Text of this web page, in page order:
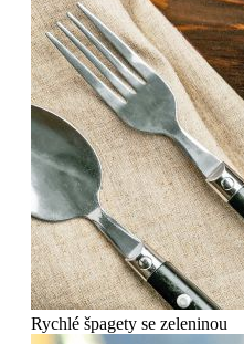
Rychlé špagety se zeleninou